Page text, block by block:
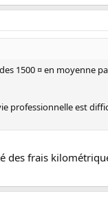
1500 ¤ en moyenne
professionnelle est
des frais